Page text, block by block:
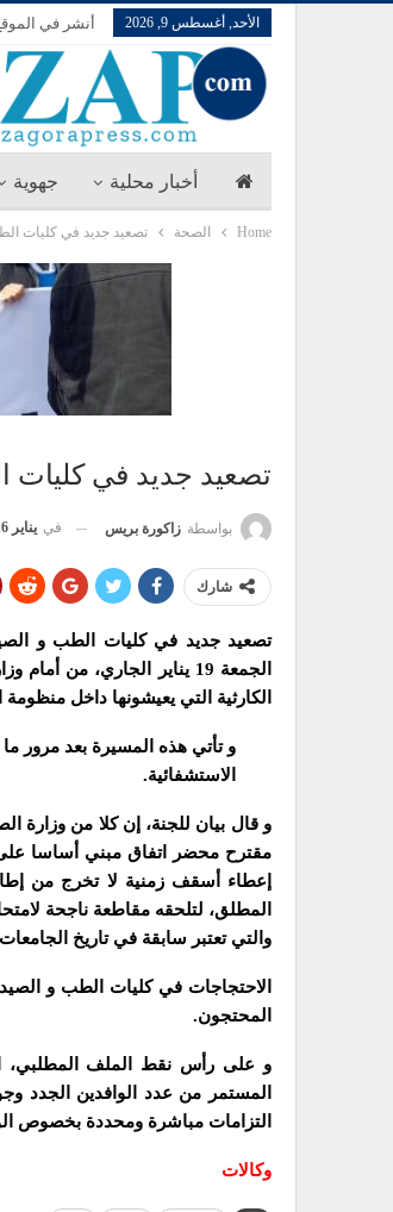
الأحد, أغسطس 9, 2026 أنشر في
أخبار محلية جهوية
Home الصحة تصعيد جديد في كليات
تصعيد جديد في كليات
بواسطة زاكورة بريس في يناير 16, 2024
شارك
تصعيد جديد في كليات الطب و
الجمعة 19 يناير الجاري،
الكارثية التي يعيشونها داخل
و تأتي هذه المسيرة بعد مرور
الاستشفائية.
و قال بيان للجنة، إن كلا من وزارة
مقترح محضر اتفاق مبني أساسا
إعطاء أسقف زمنية لا تخرج من
والتي تعتبر سابقة في تاريخ
الاحتجاجات في كليات الطب و
المحتجون.
المستمر من عدد الوافدين الجدد
التزامات مباشرة ومحددة بخصوص
وكالات